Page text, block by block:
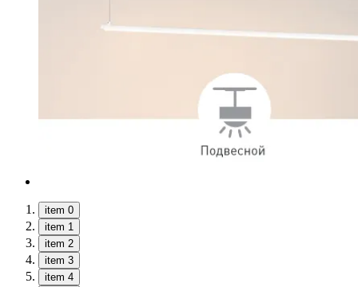
item 0
item 1
item 2
item 3
item 4